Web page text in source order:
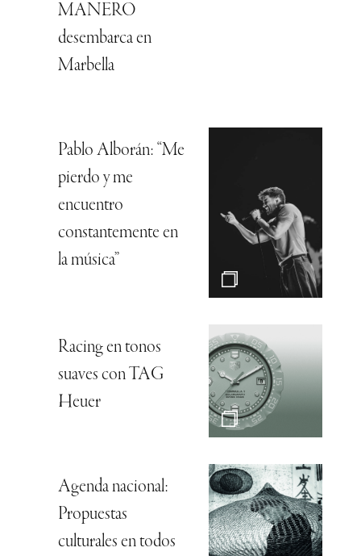
MANERO
desembarca en
Marbella
Pablo Alborán: “Me
pierdo y me
encuentro
constantemente en
la música”
Racing en tonos
suaves con TAG
Heuer
Agenda nacional:
Propuestas
culturales en todos